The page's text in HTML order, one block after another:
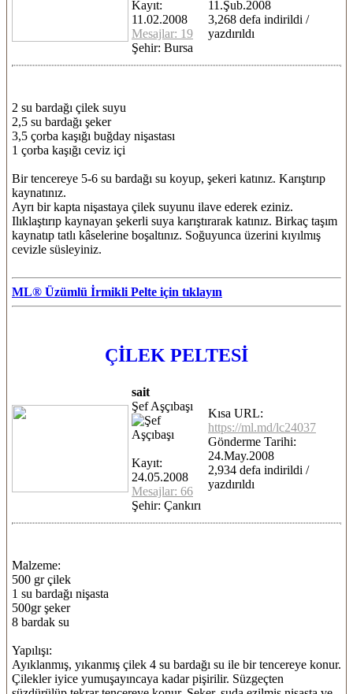
Kayıt:
11.02.2008
Mesajlar: 19
Şehir: Bursa
11.Şub.2008
3,268 defa indirildi /
yazdırıldı
2 su bardağı çilek suyu
2,5 su bardağı şeker
3,5 çorba kaşığı buğday nişastası
1 çorba kaşığı ceviz içi
Bir tencereye 5-6 su bardağı su koyup, şekeri katınız. Karıştırıp
kaynatınız.
Ayrı bir kapta nişastaya çilek suyunu ilave ederek eziniz.
Ilıklaştırıp kaynayan şekerli suya karıştırarak katınız. Birkaç taşım
kaynatıp tatlı kâselerine boşaltınız. Soğuyunca üzerini kıyılmış
cevizle süsleyiniz.
ML® Üzümlü İrmikli Pelte için tıklayın
ÇİLEK PELTESİ
sait
Şef Aşçıbaşı
Kayıt:
24.05.2008
Mesajlar: 66
Şehir: Çankırı
Kısa URL:
https://ml.md/lc24037
Gönderme Tarihi:
24.May.2008
2,934 defa indirildi /
yazdırıldı
Malzeme:
500 gr çilek
1 su bardağı nişasta
500gr şeker
8 bardak su
Yapılışı:
Ayıklanmış, yıkanmış çilek 4 su bardağı su ile bir tencereye konur.
Çilekler iyice yumuşayıncaya kadar pişirilir. Süzgeçten